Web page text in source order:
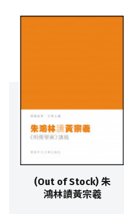
(Out of Stock) 朱
鴻林讀黃宗羲